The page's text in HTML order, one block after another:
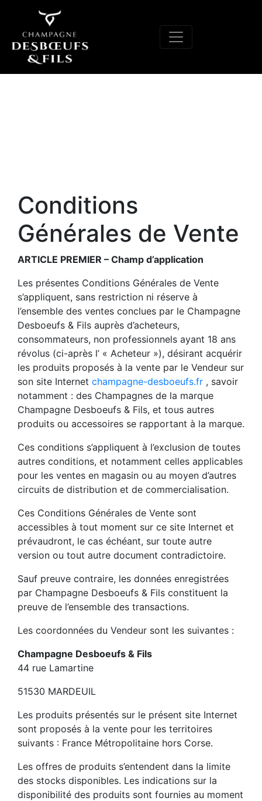
Conditions
Générales de Vente
ARTICLE PREMIER – Champ d’application
Les présentes Conditions Générales de Vente
s’appliquent, sans restriction ni réserve à
l’ensemble des ventes conclues par le Champagne
Desboeufs & Fils auprès d’acheteurs,
consommateurs, non professionnels ayant 18 ans
révolus (ci-après l’ « Acheteur »), désirant acquérir
les produits proposés à la vente par le Vendeur sur
son site Internet champagne-desboeufs.fr , savoir
notamment : des Champagnes de la marque
Champagne Desboeufs & Fils, et tous autres
produits ou accessoires se rapportant à la marque.
Ces conditions s’appliquent à l’exclusion de toutes
autres conditions, et notamment celles applicables
pour les ventes en magasin ou au moyen d’autres
circuits de distribution et de commercialisation.
Ces Conditions Générales de Vente sont
accessibles à tout moment sur ce site Internet et
prévaudront, le cas échéant, sur toute autre
version ou tout autre document contradictoire.
Sauf preuve contraire, les données enregistrées
par Champagne Desboeufs & Fils constituent la
preuve de l’ensemble des transactions.
Les coordonnées du Vendeur sont les suivantes :
Champagne Desboeufs & Fils
44 rue Lamartine
51530 MARDEUIL
Les produits présentés sur le présent site Internet
sont proposés à la vente pour les territoires
suivants : France Métropolitaine hors Corse.
Les offres de produits s’entendent dans la limite
des stocks disponibles. Les indications sur la
disponibilité des produits sont fournies au moment